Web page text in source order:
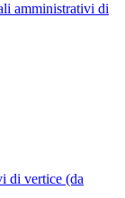
amministrativi di
di vertice (da